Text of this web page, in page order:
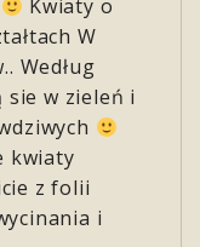
Kwiaty o
W
Według
w zieleń i
kwiaty
z folii
i